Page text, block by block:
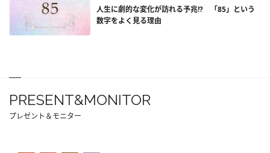
人生に劇的な変化が訪れる予兆!? 「85」という
数字をよく見る理由
PRESENT&MONITOR
プレゼント＆モニター